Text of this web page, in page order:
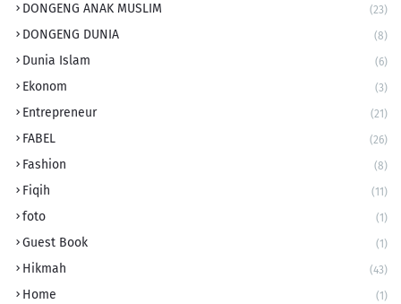
DONGENG ANAK MUSLIM (23)
DONGENG DUNIA (8)
Dunia Islam (6)
Ekonom (3)
Entrepreneur (21)
FABEL (26)
Fashion (8)
Fiqih (11)
foto (1)
Guest Book (1)
Hikmah (43)
Home (1)